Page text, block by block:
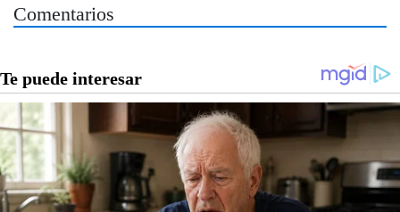
Comentarios